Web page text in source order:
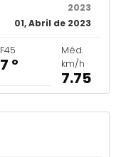
2023
01, Abril de 2023
F45
7 º
Méd.
km/h
7.75